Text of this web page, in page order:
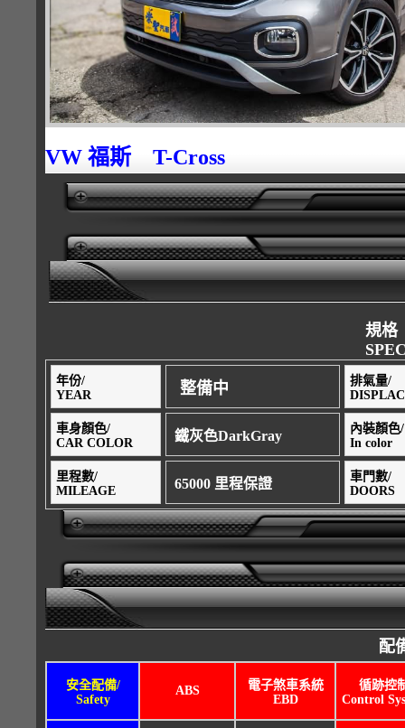
VW 福斯 T-Cross
規格
年份/
YEAR
整備中
排氣量/
車身顏色/
CAR COLOR
鐵灰色DarkGray
內裝顏色/
In color
里程數/
MILEAGE
65000 里程保證
車門數/
DOORS
配
安全配備/
Safety
ABS
電子煞車系統
EBD
循跡控
Control